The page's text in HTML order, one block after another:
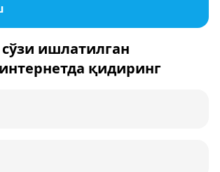
ишлатилган
қидиринг